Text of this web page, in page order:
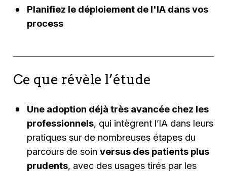
Planifiez le déploiement de l'IA dans vos
process
Ce que révèle l’étude
Une adoption déjà très avancée chez les
professionnels, qui intègrent l’IA dans leurs
pratiques sur de nombreuses étapes du
parcours de soin versus des patients plus
prudents, avec des usages tirés par les